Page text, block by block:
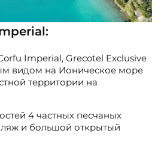
Imperial, Grecotel Exclusive
видом на Ионическое море
территории на
4 частных песчаных
и большой открытый